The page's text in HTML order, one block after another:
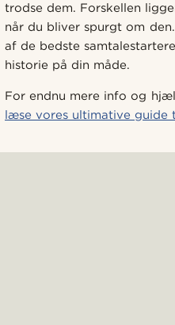
trodse dem. Forskellen
når du bliver spurgt om
af de bedste
historie på din måde.
For endnu mere info og
læse vores ultimative guide